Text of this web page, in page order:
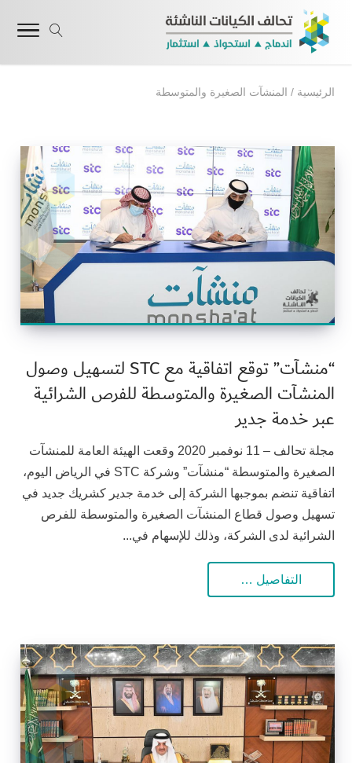
الرئيسية / المنشآت الصغيرة والمتوسطة
“منشآت” توقع اتفاقية مع STC لتسهيل وصول
المنشآت الصغيرة والمتوسطة للفرص الشرائية
عبر خدمة جدير
مجلة تحالف – 11 نوفمبر 2020 وقعت الهيئة العامة للمنشآت
الصغيرة والمتوسطة “منشآت” وشركة STC في الرياض اليوم،
اتفاقية تنضم بموجبها الشركة إلى خدمة جدير كشريك جديد في
تسهيل وصول قطاع المنشآت الصغيرة والمتوسطة للفرص
الشرائية لدى الشركة، وذلك للإسهام في...
التفاصيل …